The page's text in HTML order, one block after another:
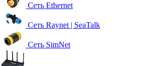
Сеть Ethernet
Сеть Raynet | SeaTalk
Сеть SimNet